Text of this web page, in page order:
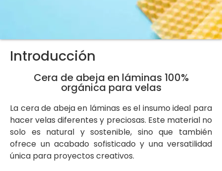
Introducción
Cera de abeja en láminas 100%
orgánica para velas
La cera de abeja en láminas es el insumo ideal para
hacer velas diferentes y preciosas. Este material no
solo es natural y sostenible, sino que también
ofrece un acabado sofisticado y una versatilidad
única para proyectos creativos.